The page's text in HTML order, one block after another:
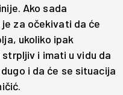
Ako sada
za očekivati da će
ukoliko ipak
i imati u vidu da
i da će se situacija